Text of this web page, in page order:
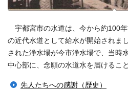
宇都宮市の水道は、今から約100
の近代水道として給水が開始されま
された浄水場が今市浄水場で、当時
中心部に、念願の水道水を届けるこ
先人たちへの感謝（歴史）